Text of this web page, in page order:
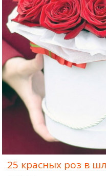
25 красных роз в